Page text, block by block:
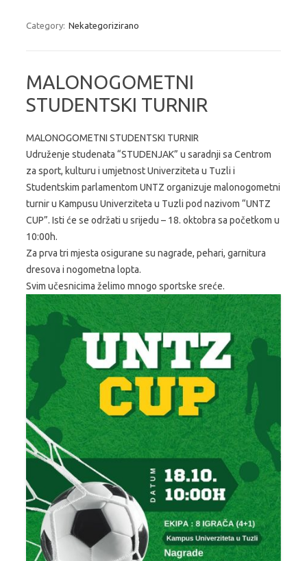
Category: Nekategorizirano
MALONOGOMETNI
STUDENTSKI TURNIR
MALONOGOMETNI STUDENTSKI TURNIR
Udruženje studenata “STUDENJAK” u saradnji sa Centrom
za sport, kulturu i umjetnost Univerziteta u Tuzli i
Studentskim parlamentom UNTZ organizuje malonogometni
turnir u Kampusu Univerziteta u Tuzli pod nazivom “UNTZ
CUP”. Isti će se održati u srijedu – 18. oktobra sa početkom u
10:00h.
Za prva tri mjesta osigurane su nagrade, pehari, garnitura
dresova i nogometna lopta.
Svim učesnicima želimo mnogo sportske sreće.